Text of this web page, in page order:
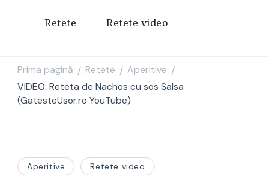
Retete Retete video
Prima pagină / Retete / Aperitive /
VIDEO: Reteta de Nachos cu sos Salsa
(GatesteUsor.ro YouTube)
Aperitive Retete video